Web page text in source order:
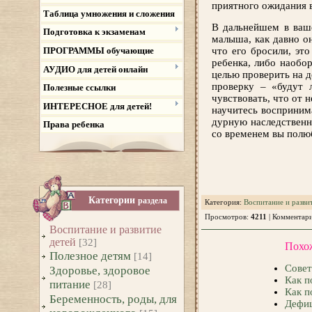
Таблица умножения и сложения
Подготовка к экзаменам
ПРОГРАММЫ обучающие
АУДИО для детей онлайн
Полезные ссылки
ИНТЕРЕСНОЕ для детей!
Права ребенка
Категории раздела
Воспитание и развитие
детей [32]
Полезное детям [14]
Здоровье, здоровое
питание [28]
Беременность, роды, для
приятного ожидания
В дальнейшем в
малыша, как давно
что его бросили,
ребенка, либо
целью проверить на
проверку – «будут
чувствовать, что от
научитесь
дурную
со временем вы
Категория: Воспитание и
Просмотров: 4211
Как
Как